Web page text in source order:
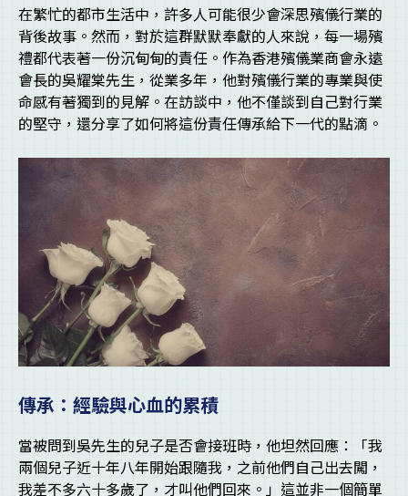
在繁忙的都市生活中，許多人可能很少會深思殯儀行業的
背後故事。然而，對於這群默默奉獻的人來說，每一場殯
禮都代表著一份沉甸甸的責任。作為香港殯儀業商會永遠
會長的吳耀棠先生，從業多年，他對殯儀行業的專業與使
命感有著獨到的見解。在訪談中，他不僅談到自己對行業
的堅守，還分享了如何將這份責任傳承給下一代的點滴。
傳承：經驗與心血的累積
當被問到吳先生的兒子是否會接班時，他坦然回應：「我
兩個兒子近十年八年開始跟隨我，之前他們自己出去闖，
我差不多六十多歲了，才叫他們回來。」這並非一個簡單